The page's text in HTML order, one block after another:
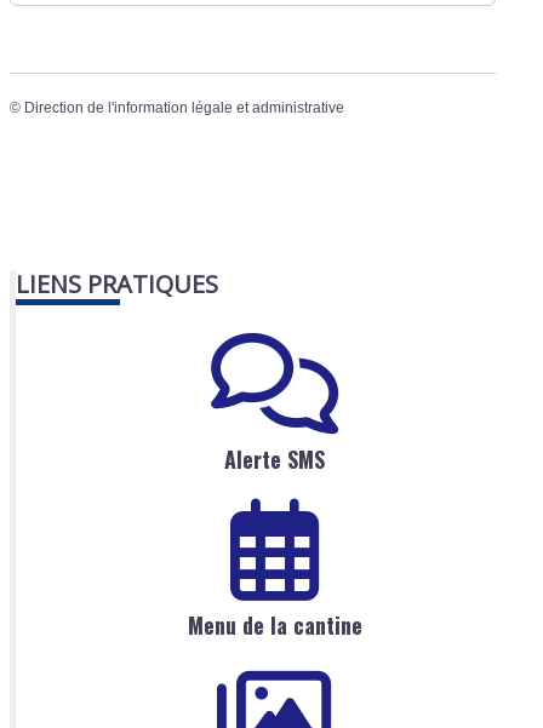
© Direction de l'information légale et administrative
LIENS PRATIQUES
Alerte SMS
Menu de la cantine